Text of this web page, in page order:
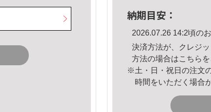
納期目安：
2026.07.26 14:2頃の
決済方法が、クレジ
方法の場合はこちら
※土・日・祝日の注文
時間をいただく場合